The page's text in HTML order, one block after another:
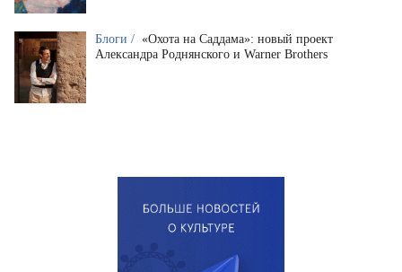
Блоги / «Охота на Саддама»: новый проект
Александра Роднянского и Warner Brothers